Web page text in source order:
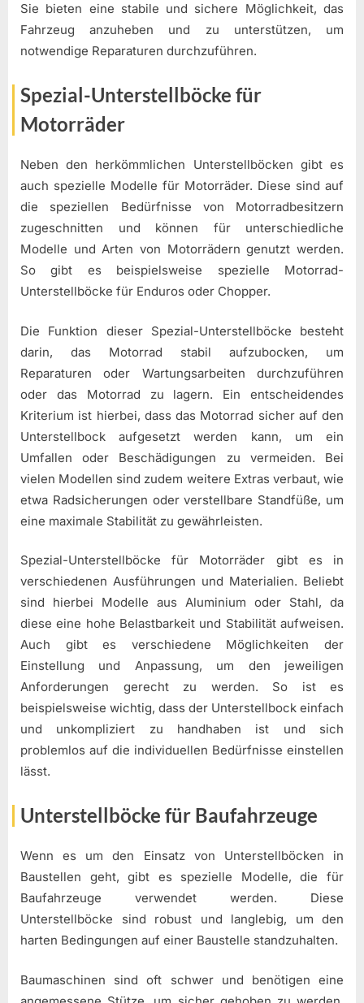
Sie bieten eine stabile und sichere Möglichkeit, das
Fahrzeug anzuheben und zu unterstützen, um
notwendige Reparaturen durchzuführen.
Spezial-Unterstellböcke für
Motorräder
Neben den herkömmlichen Unterstellböcken gibt es
auch spezielle Modelle für Motorräder. Diese sind auf
die speziellen Bedürfnisse von Motorradbesitzern
zugeschnitten und können für unterschiedliche
Modelle und Arten von Motorrädern genutzt werden.
So gibt es beispielsweise spezielle Motorrad-
Unterstellböcke für Enduros oder Chopper.
Die Funktion dieser Spezial-Unterstellböcke besteht
darin, das Motorrad stabil aufzubocken, um
Reparaturen oder Wartungsarbeiten durchzuführen
oder das Motorrad zu lagern. Ein entscheidendes
Kriterium ist hierbei, dass das Motorrad sicher auf den
Unterstellbock aufgesetzt werden kann, um ein
Umfallen oder Beschädigungen zu vermeiden. Bei
vielen Modellen sind zudem weitere Extras verbaut, wie
etwa Radsicherungen oder verstellbare Standfüße, um
eine maximale Stabilität zu gewährleisten.
Spezial-Unterstellböcke für Motorräder gibt es in
verschiedenen Ausführungen und Materialien. Beliebt
sind hierbei Modelle aus Aluminium oder Stahl, da
diese eine hohe Belastbarkeit und Stabilität aufweisen.
Auch gibt es verschiedene Möglichkeiten der
Einstellung und Anpassung, um den jeweiligen
Anforderungen gerecht zu werden. So ist es
beispielsweise wichtig, dass der Unterstellbock einfach
und unkompliziert zu handhaben ist und sich
problemlos auf die individuellen Bedürfnisse einstellen
lässt.
Unterstellböcke für Baufahrzeuge
Wenn es um den Einsatz von Unterstellböcken in
Baustellen geht, gibt es spezielle Modelle, die für
Baufahrzeuge verwendet werden. Diese
Unterstellböcke sind robust und langlebig, um den
harten Bedingungen auf einer Baustelle standzuhalten.
Baumaschinen sind oft schwer und benötigen eine